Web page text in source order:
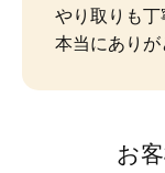
やり取りも丁
本当にありが
お